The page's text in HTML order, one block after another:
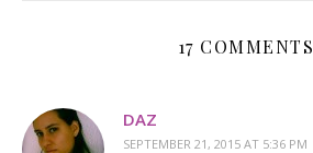
17 COMMENTS
DAZ
SEPTEMBER 21, 2015 AT 5:36 PM